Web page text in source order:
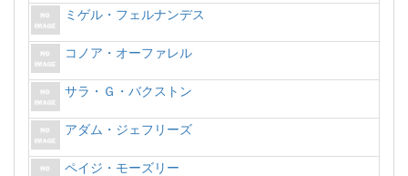
ミゲル・フェルナンデス
コノア・オーファレル
サラ・Ｇ・バクストン
アダム・ジェフリーズ
ペイジ・モーズリー